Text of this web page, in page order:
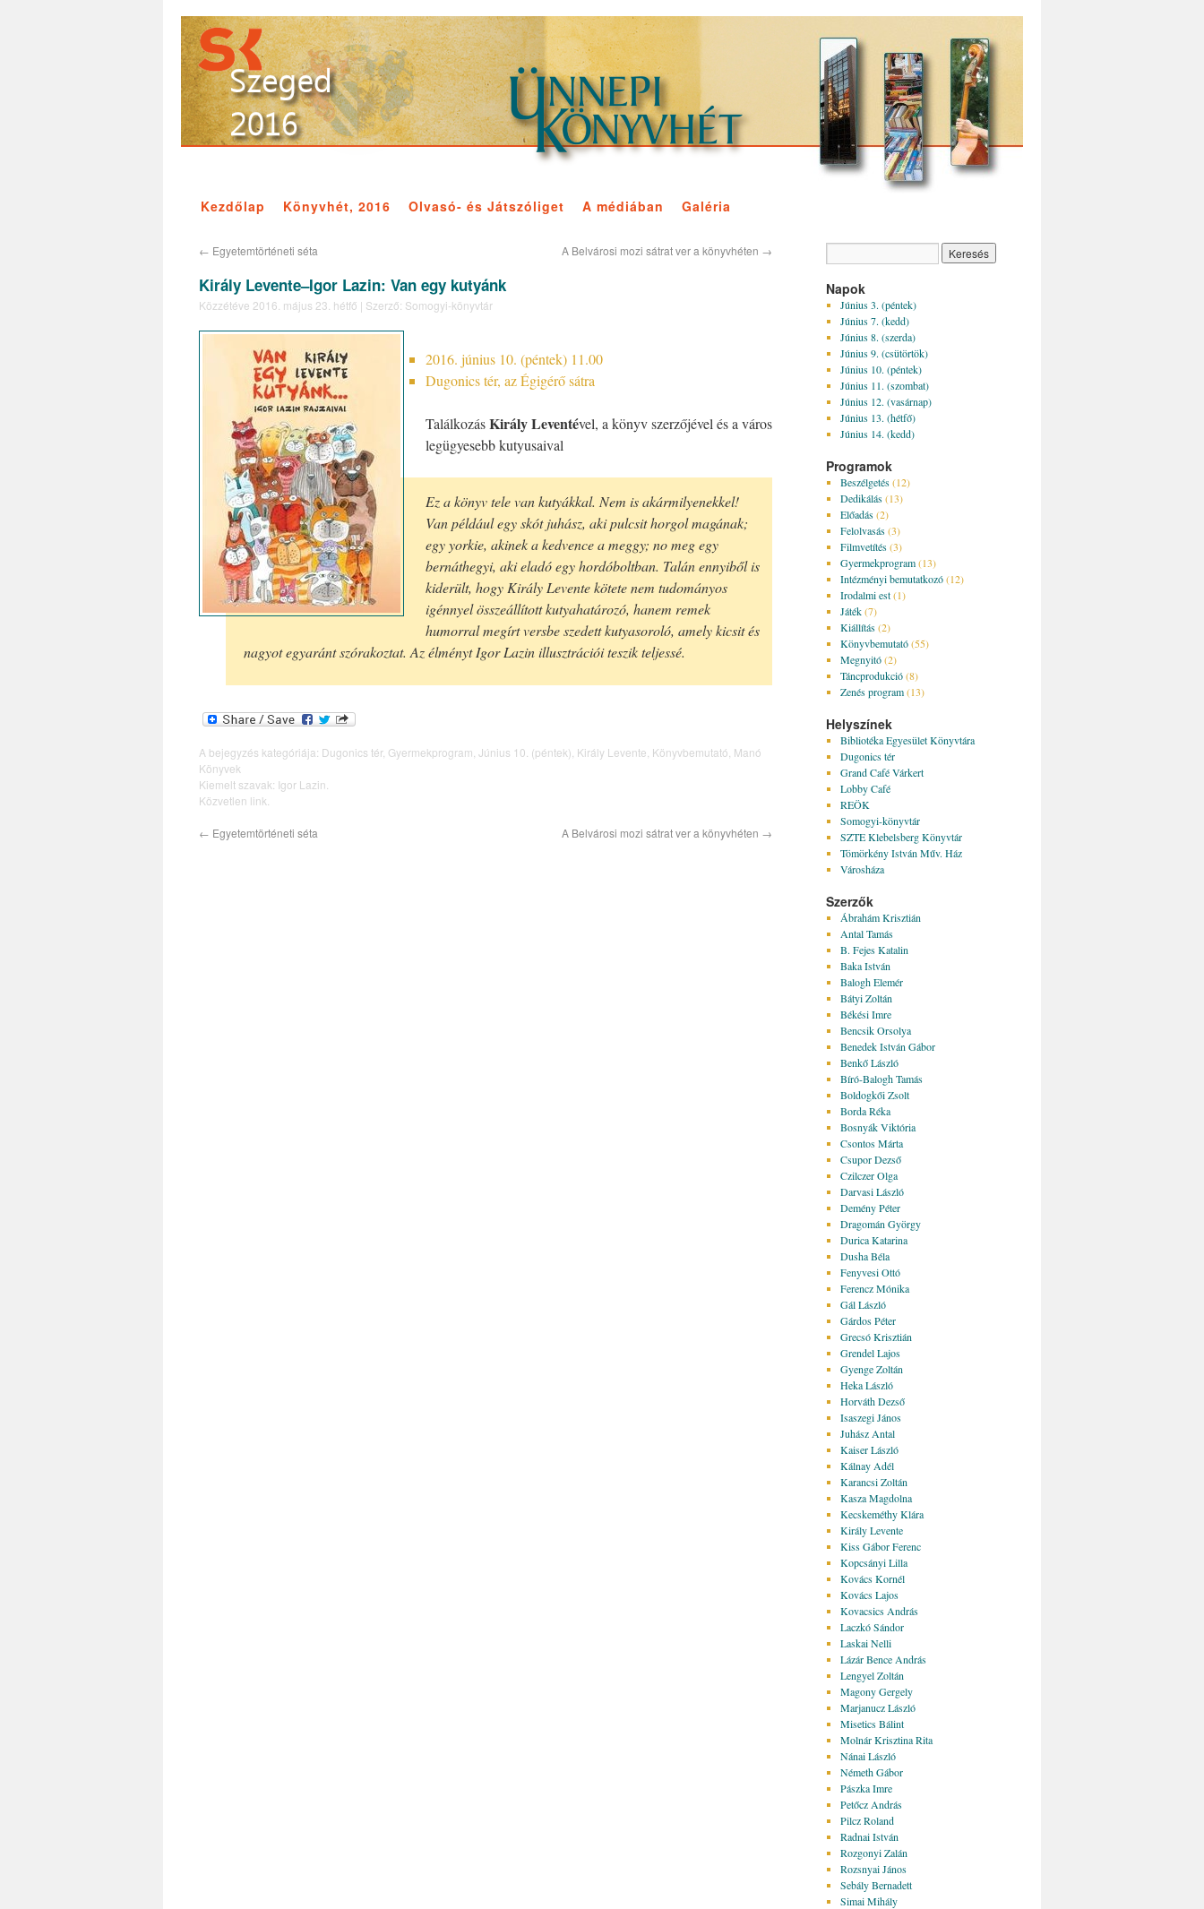
Kezdőlap Könyvhét, 2016 Olvasó- és Játszóliget A médiában Galéria
← Egyetemtörténeti séta A Belvárosi mozi sátrat ver a könyvhéten →
Király Levente–Igor Lazin: Van egy kutyánk
Közzétéve 2016. május 23. hétfő | Szerző: Somogyi-könyvtár
2016. június 10. (péntek) 11.00
Dugonics tér, az Égigérő sátra
TalálkozásKirály Leventével, a könyv szerzőjével és a város
legügyesebb kutyusaival
Ez a könyv tele van kutyákkal. Nem is akármilyenekkel!
Van például egy skót juhász, aki pulcsit horgol magának;
egy yorkie, akinek a kedvence a meggy; no meg egy
bernáthegyi, aki eladó egy hordóboltban. Talán ennyiből is
kiderült, hogy Király Levente kötete nem tudományos
igénnyel összeállított kutyahatározó, hanem remek
humorral megírt versbe szedett kutyasoroló, amely kicsit és
nagyot egyaránt szórakoztat. Az élményt Igor Lazin illusztrációi teszik teljessé.
A bejegyzés kategóriája: Dugonics tér, Gyermekprogram, Június 10. (péntek), Király Levente, Könyvbemutató, Manó
Könyvek
Kiemelt szavak: Igor Lazin.
Közvetlen link.
← Egyetemtörténeti séta A Belvárosi mozi sátrat ver a könyvhéten →
Napok
Június 3. (péntek)
Június 7. (kedd)
Június 8. (szerda)
Június 9. (csütörtök)
Június 10. (péntek)
Június 11. (szombat)
Június 12. (vasárnap)
Június 13. (hétfő)
Június 14. (kedd)
Programok
Beszélgetés(12)
Dedikálás(13)
Előadás(2)
Felolvasás(3)
Filmvetítés(3)
Gyermekprogram(13)
Intézményi bemutatkozó(12)
Irodalmi est(1)
Játék(7)
Kiállítás(2)
Könyvbemutató(55)
Megnyitó(2)
Táncprodukció(8)
Zenés program(13)
Helyszínek
Bibliotéka Egyesület Könyvtára
Dugonics tér
Grand Café Várkert
Lobby Café
REÖK
Somogyi-könyvtár
SZTE Klebelsberg Könyvtár
Tömörkény István Műv. Ház
Városháza
Szerzők
Ábrahám Krisztián
Antal Tamás
B. Fejes Katalin
Baka István
Balogh Elemér
Bátyi Zoltán
Békési Imre
Bencsik Orsolya
Benedek István Gábor
Benkő László
Bíró-Balogh Tamás
Boldogkői Zsolt
Borda Réka
Bosnyák Viktória
Csontos Márta
Csupor Dezső
Czilczer Olga
Darvasi László
Demény Péter
Dragomán György
Durica Katarina
Dusha Béla
Fenyvesi Ottó
Ferencz Mónika
Gál László
Gárdos Péter
Grecsó Krisztián
Grendel Lajos
Gyenge Zoltán
Heka László
Horváth Dezső
Isaszegi János
Juhász Antal
Kaiser László
Kálnay Adél
Karancsi Zoltán
Kasza Magdolna
Kecskeméthy Klára
Király Levente
Kiss Gábor Ferenc
Kopcsányi Lilla
Kovács Kornél
Kovács Lajos
Kovacsics András
Laczkó Sándor
Laskai Nelli
Lázár Bence András
Lengyel Zoltán
Magony Gergely
Marjanucz László
Misetics Bálint
Molnár Krisztina Rita
Nánai László
Németh Gábor
Pászka Imre
Petőcz András
Pilcz Roland
Radnai István
Rozgonyi Zalán
Rozsnyai János
Sebály Bernadett
Simai Mihály